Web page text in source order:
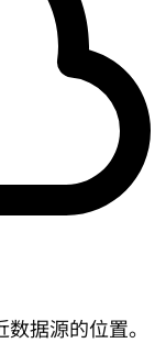
据源的位置。